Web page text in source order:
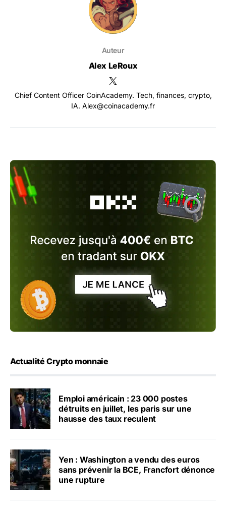
Auteur
Alex LeRoux
Chief Content Officer CoinAcademy. Tech, finances, crypto,
IA. Alex@coinacademy.fr
Actualité Crypto monnaie
Emploi américain : 23 000 postes
détruits en juillet, les paris sur une
hausse des taux reculent
Yen : Washington a vendu des euros
sans prévenir la BCE, Francfort dénonce
une rupture